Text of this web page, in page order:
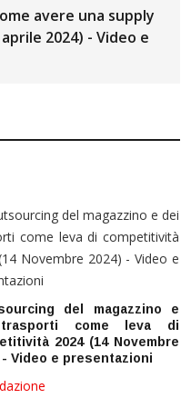
avere una supply
2024) - Video e
del magazzino e
come leva di
2024 (14 Novembre
- Video e presentazioni